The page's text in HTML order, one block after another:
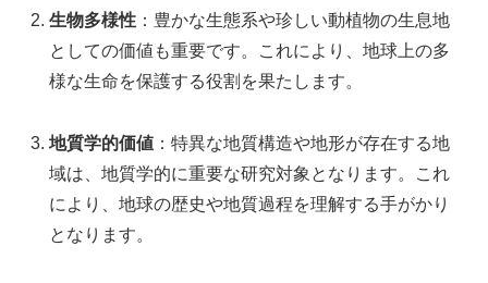
生物多様性 ：豊かな生態系や珍しい動植物の生息地
としての価値も重要です。これにより、地球上の多
様な生命を保護する役割を果たします。
地質学的価値 ：特異な地質構造や地形が存在する地
域は、地質学的に重要な研究対象となります。これ
により、地球の歴史や地質過程を理解する手がかり
となります。